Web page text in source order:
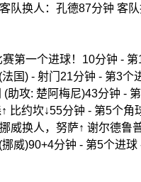
队换人：孔德87分钟 客队
第一个进球！10分钟 - 第
国) - 射门21分钟 - 第3个
助攻: 楚阿梅尼)43分钟 -
比约坎↓55分钟 - 第5个角
威换人，努萨↑ 谢尔德鲁
威)90+4分钟 - 第5个进球